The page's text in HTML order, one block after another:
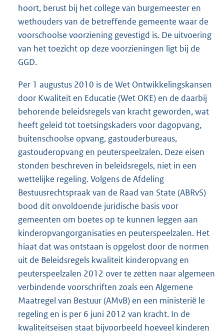
hoort, berust bij het college van burgemeester en
wethouders van de betreffende gemeente waar de
voorschoolse voorziening gevestigd is. De uitvoering
van het toezicht op deze voorzieningen ligt bij de
GGD.
Per 1 augustus 2010 is de Wet Ontwikkelingskansen
door Kwaliteit en Educatie (Wet OKE) en de daarbij
behorende beleidsregels van kracht geworden, wat
heeft geleid tot toetsingskaders voor dagopvang,
buitenschoolse opvang, gastouderbureaus,
gastouderopvang en peuterspeelzalen. Deze eisen
stonden beschreven in beleidsregels, niet in een
wettelijke regeling. Volgens de Afdeling
Bestuusrechtspraak van de Raad van State (ABRvS)
bood dit onvoldoende juridische basis voor
gemeenten om boetes op te kunnen leggen aan
kinderopvangorganisaties en peuterspeelzalen. Het
hiaat dat was ontstaan is opgelost door de normen
uit de Beleidsregels kwaliteit kinderopvang en
peuterspeelzalen 2012 over te zetten naar algemeen
verbindende voorschriften zoals een Algemene
Maatregel van Bestuur (AMvB) en een ministerië le
regeling en is per 6 juni 2012 van kracht. In de
kwaliteitseisen staat bijvoorbeeld hoeveel kinderen